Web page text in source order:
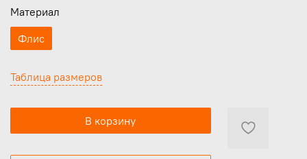
Таблица размеров
В корзину
Материал
Флис